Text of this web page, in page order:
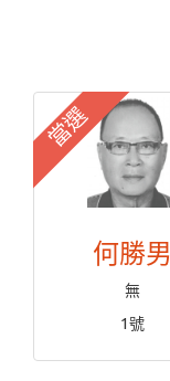
當選
何勝男
無
1號